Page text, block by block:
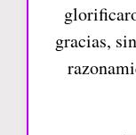
gracias,